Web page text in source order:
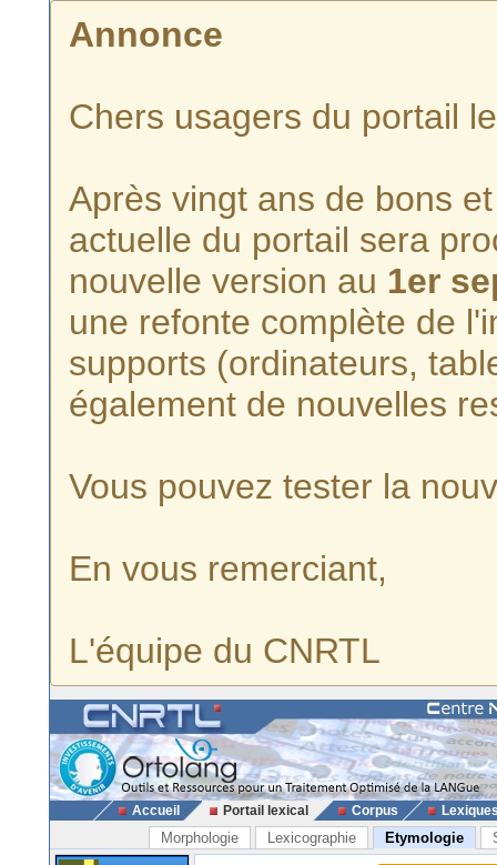
Annonce
Chers usagers du portail
Après vingt ans de bons
actuelle du portail sera
nouvelle version au 1er
une refonte complète de
supports (ordinateurs,
également de nouvelles
Vous pouvez tester la
En vous remerciant,
L'équipe du CNRTL
Accueil Portail lexical Corpus
Morphologie Lexicographie Etymologie